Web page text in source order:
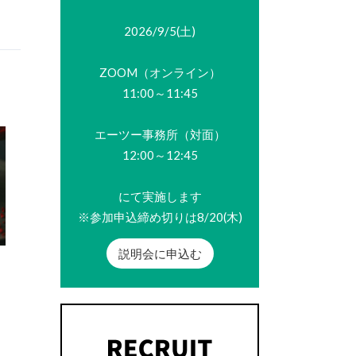
2026/9/5(土)
ZOOM（オンライン）
11:00～11:45
エーツー事務所（対面）
12:00～12:45
にて実施します
※参加申込締め切りは8/20(木)
説明会に申込む